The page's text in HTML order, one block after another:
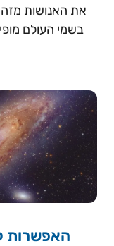
את האנושות מזה
בשמי העולם
האפשרות